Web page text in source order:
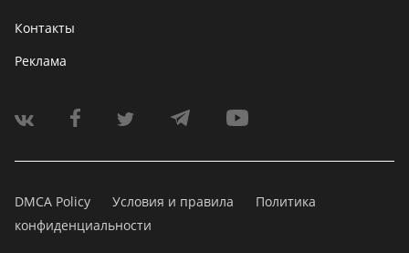
Контакты
Реклама
DMCA Policy Условия и правила
Политика
конфиденциальности